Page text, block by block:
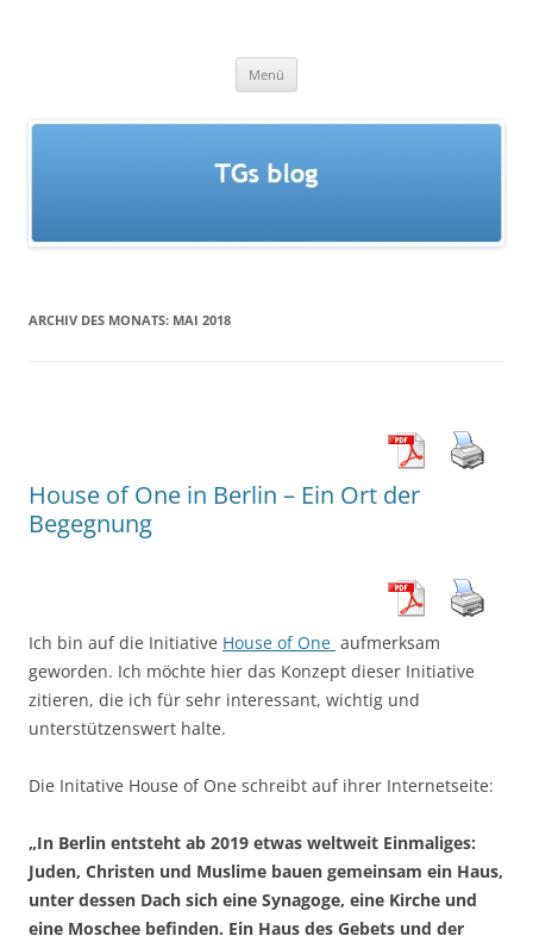
Menü
ARCHIV DES MONATS: MAI 2018
House of One in Berlin – Ein Ort der
Begegnung
Ich bin auf die Initiative House of One aufmerksam
geworden. Ich möchte hier das Konzept dieser Initiative
zitieren, die ich für sehr interessant, wichtig und
unterstützenswert halte.
Die Initative House of One schreibt auf ihrer Internetseite:
„In Berlin entsteht ab 2019 etwas weltweit Einmaliges:
Juden, Christen und Muslime bauen gemeinsam ein Haus,
unter dessen Dach sich eine Synagoge, eine Kirche und
eine Moschee befinden. Ein Haus des Gebets und der